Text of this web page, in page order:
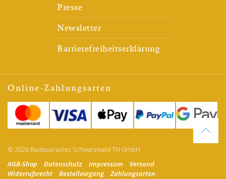
Presse
Newsletter
Barrierefreiheitserklärung
Online-Zahlungsarten
© 2026 Badeparadies Schwarzwald TN GmbH
AGB-Shop
Datenschutz Impressum
Versand
Widerrufsrecht
Bestellvorgang Zahlungsarten